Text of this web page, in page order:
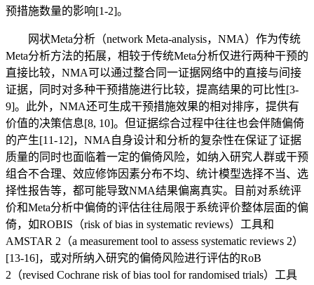
预措施数量的影响[1-2]。
网状Meta分析（network Meta-analysis，NMA）作为传统
Meta分析方法的拓展，相较于传统Meta分析仅进行两种干预的
直接比较，NMA可以通过整合同一证据网络中的直接与间接
证据，同时对多种干预措施进行比较，提高结果的可比性[3-
9]。此外，NMA还可生成干预措施效果的相对排序，提供有
价值的决策信息[8, 10]。但证据综合过程中往往也会伴随偏倚
的产生[11- 12]，NMA自身设计和分析的复杂性在保证了证据
质量的同时也面临着一定的偏倚风险，如纳入研究人群或干预
组合不合理、效应修饰因素分布不均、统计模型选择不当、选
择性报告等，都可能导致NMA结果偏离真实。目前对系统评
价和Meta分析中偏倚的评估往往局限于系统评价整体层面的偏
倚，如ROBIS（risk of bias in systematic reviews）工具和
AMSTAR 2（a measurement tool to assess systematic reviews 2）
[13-16]，或对所纳入研究的偏倚风险进行评估的RoB
2（revised Cochrane risk of bias tool for randomised trials）工具